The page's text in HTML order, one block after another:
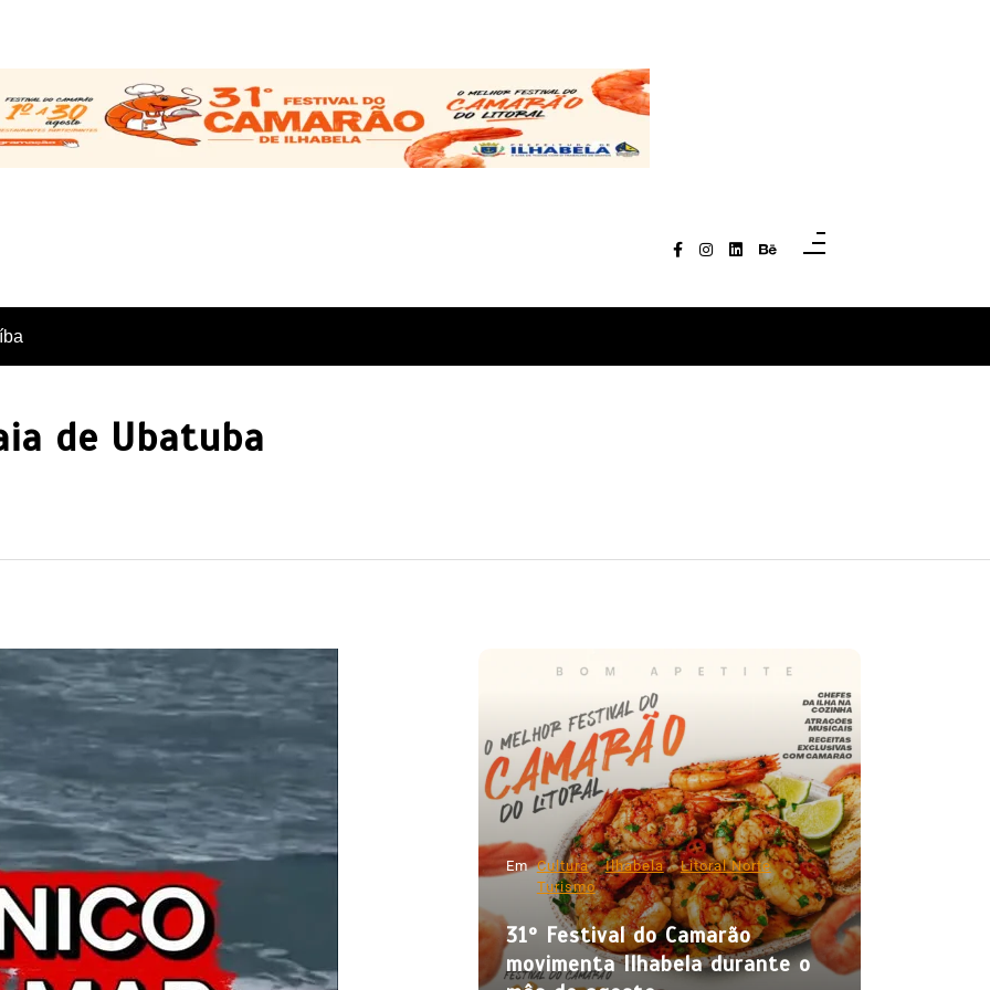
de Ubatuba
o
Em Cultura Ilhabela
Litoral Norte
Turismo
31º Festival do Camarão
movimenta Ilhabela durante o